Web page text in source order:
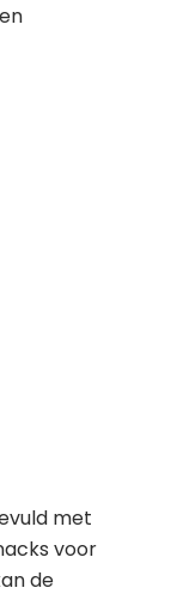
met
voor
de